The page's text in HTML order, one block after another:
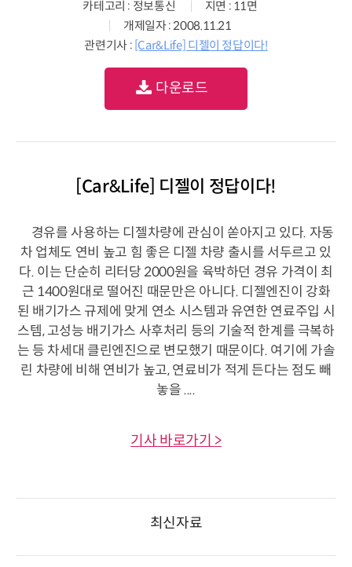
카테고리 : 정보통신
지면 : 11면
개제일자 : 2008.11.21
관련기사 : [Car&Life] 디젤이 정답이다!
다운로드
[Car&Life] 디젤이 정답이다!
경유를 사용하는 디젤차량에 관심이 쏟아지고 있다. 자동
차 업체도 연비 높고 힘 좋은 디젤 차량 출시를 서두르고 있
다. 이는 단순히 리터당 2000원을 육박하던 경유 가격이 최
근 1400원대로 떨어진 때문만은 아니다. 디젤엔진이 강화
된 배기가스 규제에 맞게 연소 시스템과 유연한 연료주입 시
스템, 고성능 배기가스 사후처리 등의 기술적 한계를 극복하
는 등 차세대 클린엔진으로 변모했기 때문이다. 여기에 가솔
린 차량에 비해 연비가 높고, 연료비가 적게 든다는 점도 빼
놓을 ....
기사 바로가기 >
최신자료